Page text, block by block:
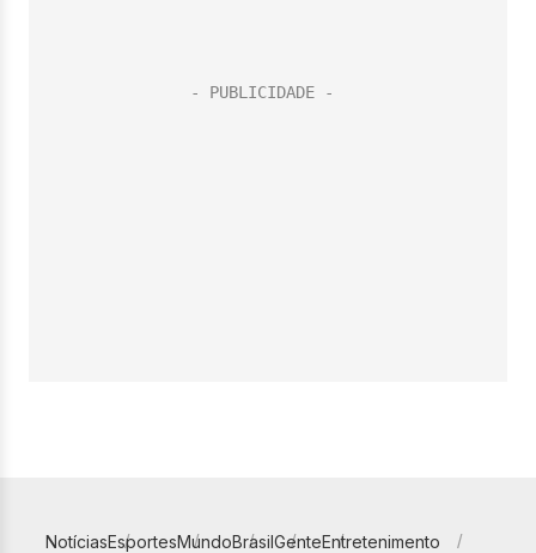
NotíciasEsportesMundoBrasilGenteEntretenimento